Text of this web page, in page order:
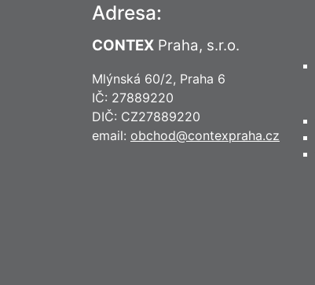
Adresa:
CONTEX Praha, s.r.o.
Mlýnská 60/2, Praha 6
IČ: 27889220
DIČ: CZ27889220
email: obchod@contexpraha.cz